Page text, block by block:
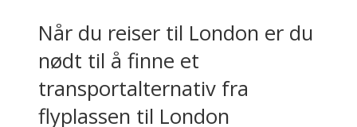
Når du reiser til London er du
nødt til å finne et
transportalternativ fra
flyplassen til London